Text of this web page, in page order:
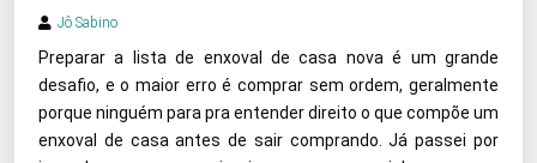
Jô Sabino
Preparar a lista de enxoval de casa nova é um grande
desafio, e o maior erro é comprar sem ordem, geralmente
porque ninguém para pra entender direito o que compõe um
enxoval de casa antes de sair comprando. Já passei por